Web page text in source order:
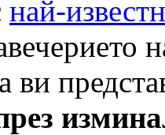
най-
ви